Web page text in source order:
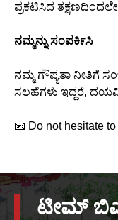
ಪ್ರಕಟಿಸಿದ
ನಮ್ಮನ್ನು ಸಂಪರ್ಕಿಸಿ
ನಮ್ಮ ಗೌಪ್ಯತಾ ನೀತಿಗೆ
ಸಲಹೆಗಳು ಇದ್ದರೆ,
📧 Do not hesitate
ಟೀಮ್